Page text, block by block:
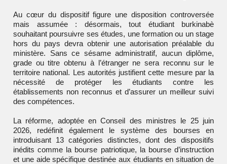
Au cœur du dispositif figure une disposition controversée
mais assumée : désormais, tout étudiant burkinabè
souhaitant poursuivre ses études, une formation ou un stage
hors du pays devra obtenir une autorisation préalable du
ministère. Sans ce sésame administratif, aucun diplôme,
grade ou titre obtenu à l’étranger ne sera reconnu sur le
territoire national. Les autorités justifient cette mesure par la
nécessité de protéger les étudiants contre les
établissements non reconnus et d’assurer un meilleur suivi
des compétences.
La réforme, adoptée en Conseil des ministres le 25 juin
2026, redéfinit également le système des bourses en
introduisant 13 catégories distinctes, dont des dispositifs
inédits comme la bourse patriotique, la bourse d’instruction
et une aide spécifique destinée aux étudiants en situation de